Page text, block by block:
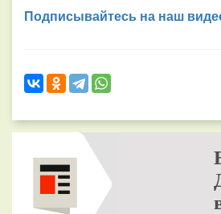
Подписывайтесь на наш